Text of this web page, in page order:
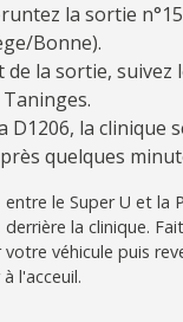
la sortie
Bonne).
la sortie, suivez
D1206, la clinique
quelques
le Super U et la
la clinique.
véhicule puis
l'acceuil.